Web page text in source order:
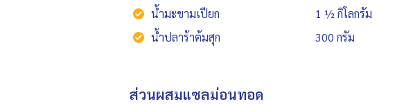
น้ำมะขามเปียก
1 ½ กิโลกรัม
น้ำปลาร้าต้มสุก
300 กรัม
ส่วนผสมแซลม่อนทอด